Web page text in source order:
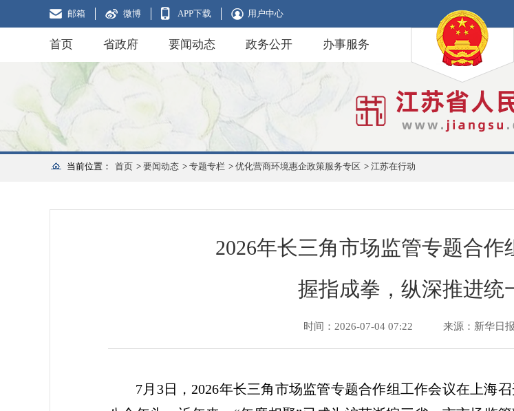
邮箱 微博 APP下载 用户中心
首页 省政府 要闻动态 政务公开 办事服务
当前位置： 首页 > 要闻动态 > 专题专栏 > 优化营商环境惠企政策服务专区 > 江苏在行动
2026年长三角市场监管专题合
握指成拳，纵深推进统
时间：2026-07-04 07:22 来源：新华日报
7月3日，2026年长三角市场监管专题合作组工作会议在上海